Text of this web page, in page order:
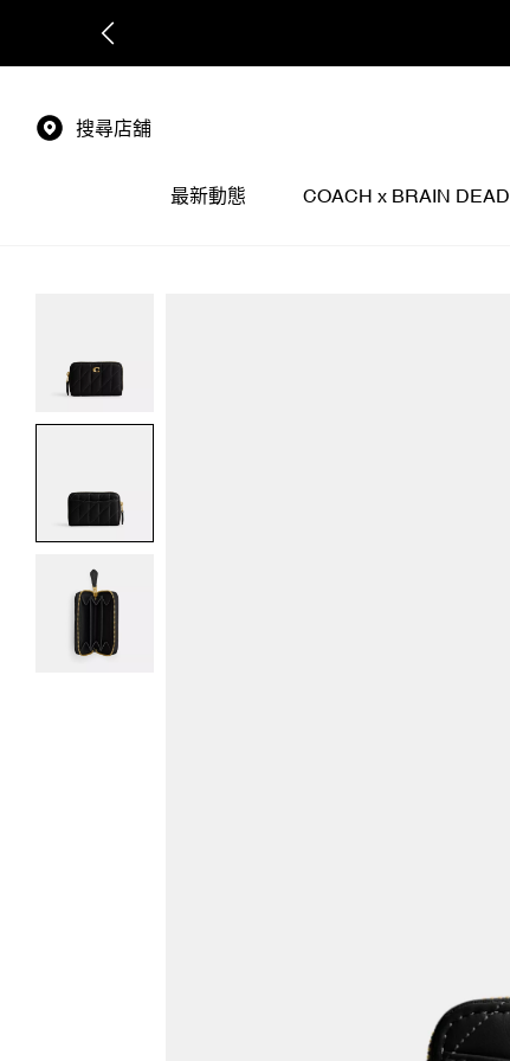
搜尋店舖
最新動態 COACH x BRAIN DEAD